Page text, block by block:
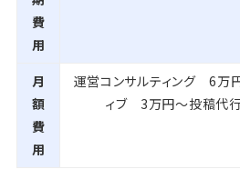
費
用
月
額
費
用
運営コンサルティング 6万
ィブ 3万円～投稿代